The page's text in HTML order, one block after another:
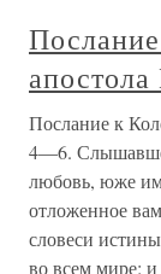
Послание к
4—6. Слышавше
любовь, юже
отложенное
словеси
во всем мире: и